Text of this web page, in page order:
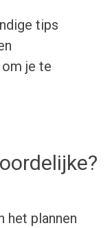
tips
je te
het plannen